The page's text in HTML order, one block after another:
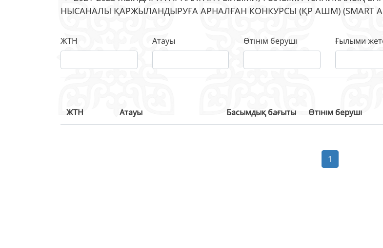
НЫСАНАЛЫ ҚАРЖЫЛАНДЫРУҒА АРНАЛҒАН КОНКУРСЫ (ҚР АШМ) (SMART
ЖТН Атауы Өтінім беруші Ғылыми
ЖТН Атауы Басымдық бағыты Өтінім беруші
1